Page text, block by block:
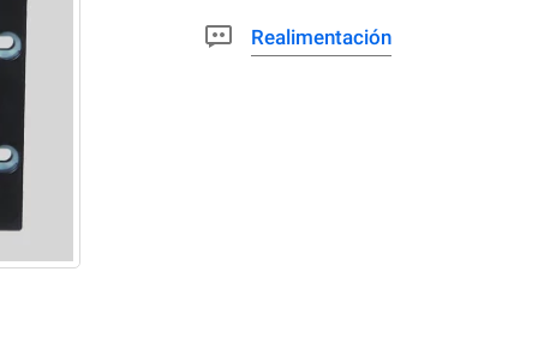
Realimentación